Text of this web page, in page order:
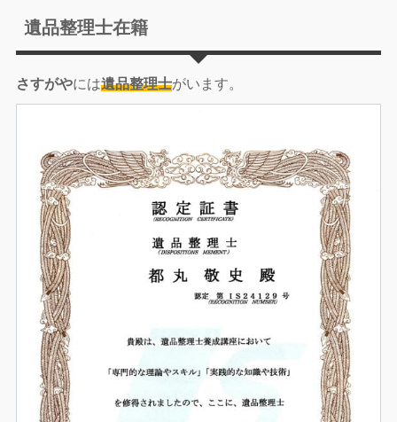
遺品整理士在籍
さすがやには遺品整理士がいます。